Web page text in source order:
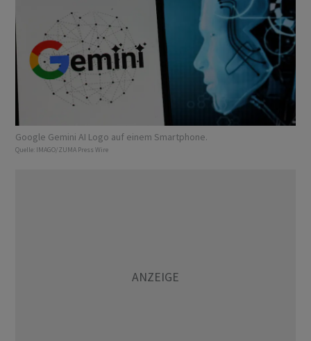
Google Gemini AI Logo auf einem Smartphone.
Quelle: IMAGO/ZUMA Press Wire